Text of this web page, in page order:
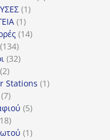
11
11
προϊόν
1414
134134
προϊόντα
3232
22
προϊόντα
Stations 11
77
προϊόντα
55
18
προϊόντα
11